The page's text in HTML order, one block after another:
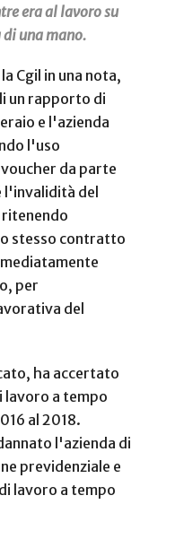
era al lavoro su
di una mano.
Cgil in una nota,
un rapporto di
e l'azienda
l'uso
da parte
l'invalidità del
stesso contratto
per
del
ha accertato
a tempo
al 2018.
l'azienda di
previdenziale e
lavoro a tempo